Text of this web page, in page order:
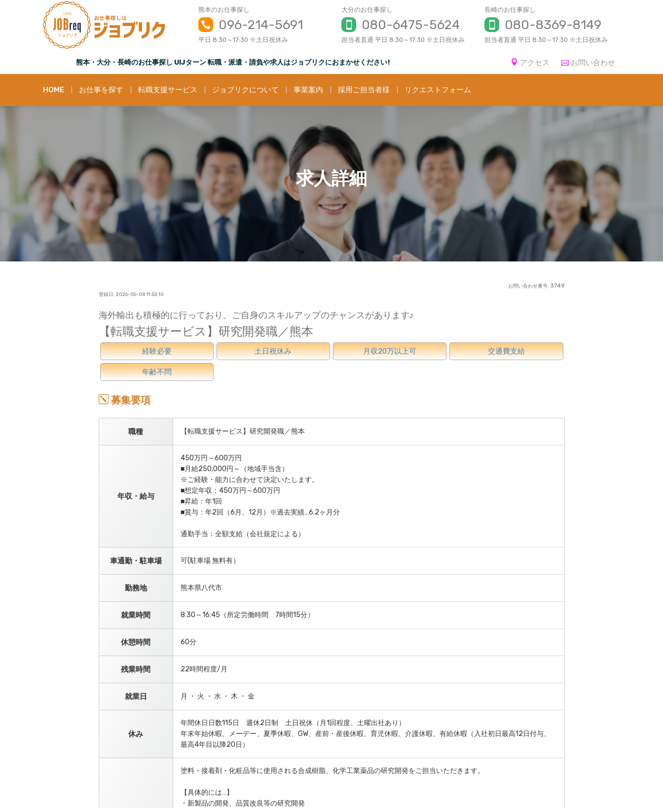
c
t
熊本のお仕事探し
096-214-5691
平日 8:30～17:30 ※土日祝休み
大分のお仕事探し
080-6475-5624
担当者直通 平日 8:30～17:30 ※土日祝休み
長崎のお仕事探し
080-8369-8149
担当者直通 平日 8:30～17:30 ※土日祝休み
熊本・大分・長崎のお仕事探し UIJターン 転職・派遣・請負や求人はジョブリクにおまかせください! アクセス お問い合わせ
HOME お仕事を探す 転職支援サービス ジョブリクについて 事業案内 採用ご担当者様 リクエストフォーム
求人詳細
お問い合わせ番号: 3749
登録日: 2026-05-08 11:53:10
海外輸出も積極的に行っており、ご自身のスキルアップのチャンスがあります♪
【転職支援サービス】研究開発職／熊本
経験必要 土日祝休み 月収20万以上可 交通費支給
年齢不問
募集要項
職種 【転職支援サービス】研究開発職／熊本
年収・給与
450万円～600万円
■月給250,000円～（地域手当含）
※ご経験・能力に合わせて決定いたします。
■想定年収：450万円～600万円
■昇給：年1回
■賞与：年2回（6月、12月）※過去実績…6.2ヶ月分
通勤手当：全額支給（会社規定による）
車通勤・駐車場 可(駐車場 無料有）
勤務地 熊本県八代市
就業時間 8:30～16:45（所定労働時間 7時間15分）
休憩時間 60分
残業時間 22時間程度/月
就業日 月 ・ 火 ・ 水 ・ 木 ・ 金
休み
年間休日日数115日 週休2日制 土日祝休（月1回程度、土曜出社あり）
年末年始休暇、メーデー、夏季休暇、GW、産前・産後休暇、育児休暇、介護休暇、有給休暇（入社初日最高12日付与、
最高4年目以降20日）
塗料・接着剤・化粧品等に使用される合成樹脂、化学工業薬品の研究開発をご担当いただきます。
【具体的には…】
・新製品の開発、品質改良等の研究開発